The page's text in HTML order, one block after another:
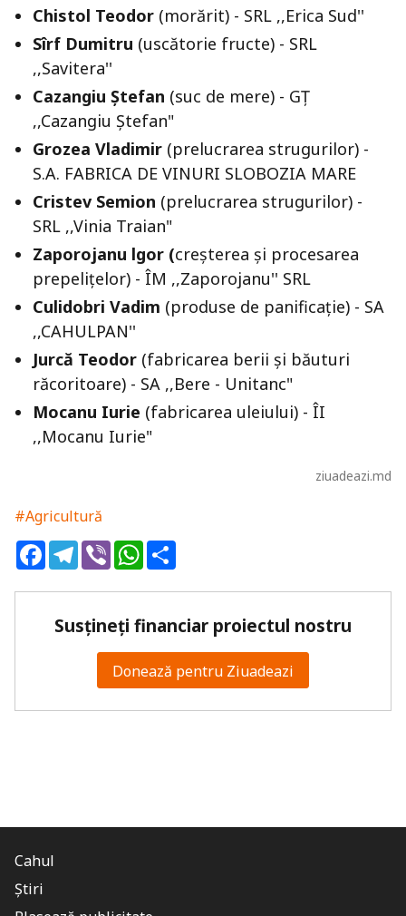
Chistol Teodor (morărit) - SRL ,,Erica Sud''
Sîrf Dumitru (uscătorie fructe) - SRL
,,Savitera''
Cazangiu Ștefan (suc de mere) - GȚ
,,Cazangiu Ștefan"
Grozea Vladimir (prelucrarea strugurilor) -
S.A. FABRICA DE VINURI SLOBOZIA MARE
Cristev Semion (prelucrarea strugurilor) -
SRL ,,Vinia Traian"
Zaporojanu lgor (creșterea și procesarea
prepelițelor) - ÎM ,,Zaporojanu'' SRL
Culidobri Vadim (produse de panificație) - SA
,,CAHULPAN''
Jurcă Teodor (fabricarea berii și băuturi
răcoritoare) - SA ,,Bere - Unitanc"
Mocanu Iurie (fabricarea uleiului) - ÎI
,,Mocanu Iurie"
ziuadeazi.md
#Agricultură
FacebookTelegram
ViberWhatsApp
Susțineți financiar proiectul nostru
Donează pentru Ziuadeazi
Cahul
Știri